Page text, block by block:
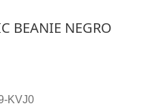
BEANIE NEGRO
KVJ0